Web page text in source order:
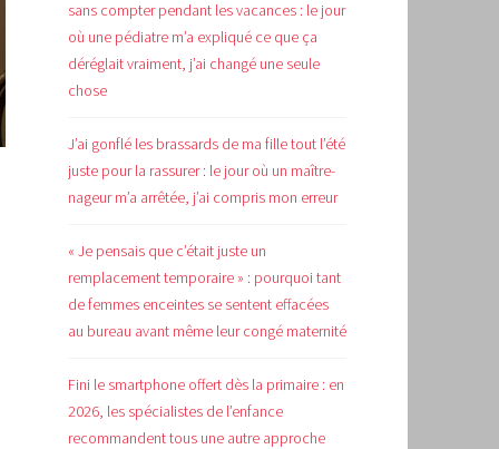
sans compter pendant les vacances : le jour
où une pédiatre m’a expliqué ce que ça
déréglait vraiment, j’ai changé une seule
chose
J’ai gonflé les brassards de ma fille tout l’été
juste pour la rassurer : le jour où un maître-
nageur m’a arrêtée, j’ai compris mon erreur
« Je pensais que c’était juste un
remplacement temporaire » : pourquoi tant
de femmes enceintes se sentent effacées
au bureau avant même leur congé maternité
Fini le smartphone offert dès la primaire : en
2026, les spécialistes de l’enfance
recommandent tous une autre approche